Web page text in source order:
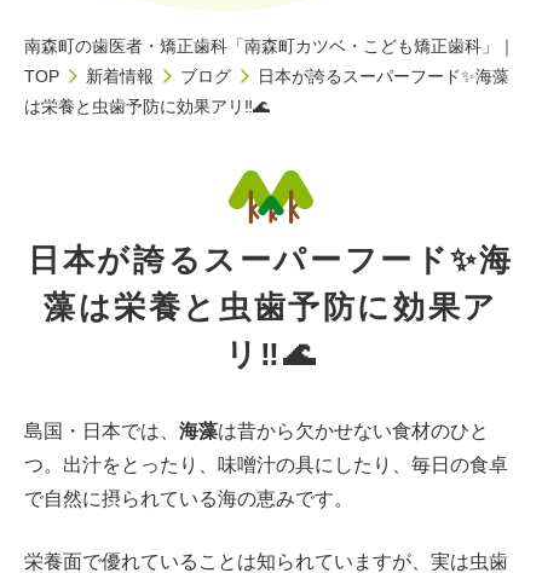
南森町の歯医者・矯正歯科「南森町カツベ・こども矯正歯科」｜
TOP
新着情報 ブログ
日本が誇るスーパーフード✨海藻
は栄養と虫歯予防に効果アリ‼️🌊
日本が誇るスーパーフード✨海
藻は栄養と虫歯予防に効果ア
リ‼️🌊
島国・日本では、 海藻は昔から欠かせない食材のひと
つ。出汁をとったり、味噌汁の具にしたり、毎日の食卓
で自然に摂られている海の恵みです。
栄養面で優れていることは知られていますが、実は虫歯